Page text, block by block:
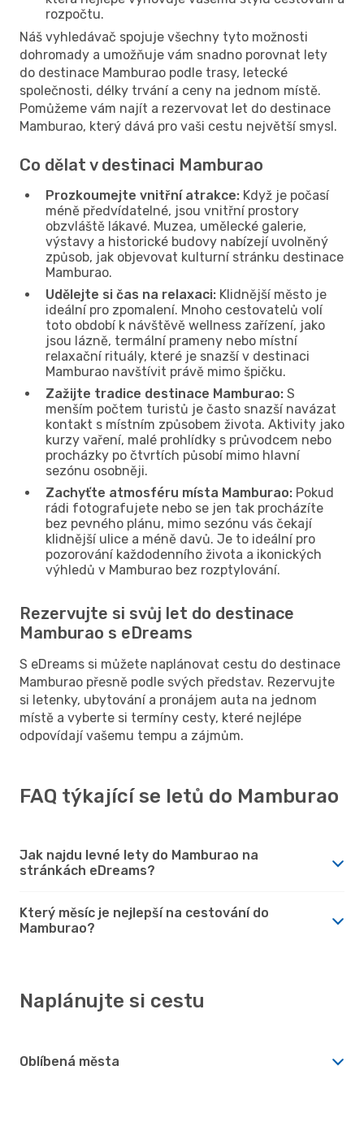
rozpočtu.
Náš vyhledávač spojuje všechny tyto možnosti
dohromady a umožňuje vám snadno porovnat lety
do destinace Mamburao podle trasy, letecké
společnosti, délky trvání a ceny na jednom místě.
Pomůžeme vám najít a rezervovat let do destinace
Mamburao, který dává pro vaši cestu největší smysl.
Co dělat v destinaci Mamburao
Prozkoumejte vnitřní atrakce: Když je počasí
méně předvídatelné, jsou vnitřní prostory
obzvláště lákavé. Muzea, umělecké galerie,
výstavy a historické budovy nabízejí uvolněný
způsob, jak objevovat kulturní stránku destinace
Mamburao.
Udělejte si čas na relaxaci: Klidnější město je
ideální pro zpomalení. Mnoho cestovatelů volí
toto období k návštěvě wellness zařízení, jako
jsou lázně, termální prameny nebo místní
relaxační rituály, které je snazší v destinaci
Mamburao navštívit právě mimo špičku.
Zažijte tradice destinace Mamburao: S
menším počtem turistů je často snazší navázat
kontakt s místním způsobem života. Aktivity jako
kurzy vaření, malé prohlídky s průvodcem nebo
procházky po čtvrtích působí mimo hlavní
sezónu osobněji.
Zachyťte atmosféru místa Mamburao: Pokud
rádi fotografujete nebo se jen tak procházíte
bez pevného plánu, mimo sezónu vás čekají
klidnější ulice a méně davů. Je to ideální pro
pozorování každodenního života a ikonických
výhledů v Mamburao bez rozptylování.
Rezervujte si svůj let do destinace
Mamburao s eDreams
S eDreams si můžete naplánovat cestu do destinace
Mamburao přesně podle svých představ. Rezervujte
si letenky, ubytování a pronájem auta na jednom
místě a vyberte si termíny cesty, které nejlépe
odpovídají vašemu tempu a zájmům.
FAQ týkající se letů do Mamburao
Jak najdu levné lety do Mamburao na
stránkách eDreams?
Který měsíc je nejlepší na cestování do
Mamburao?
Naplánujte si cestu
Oblíbená města